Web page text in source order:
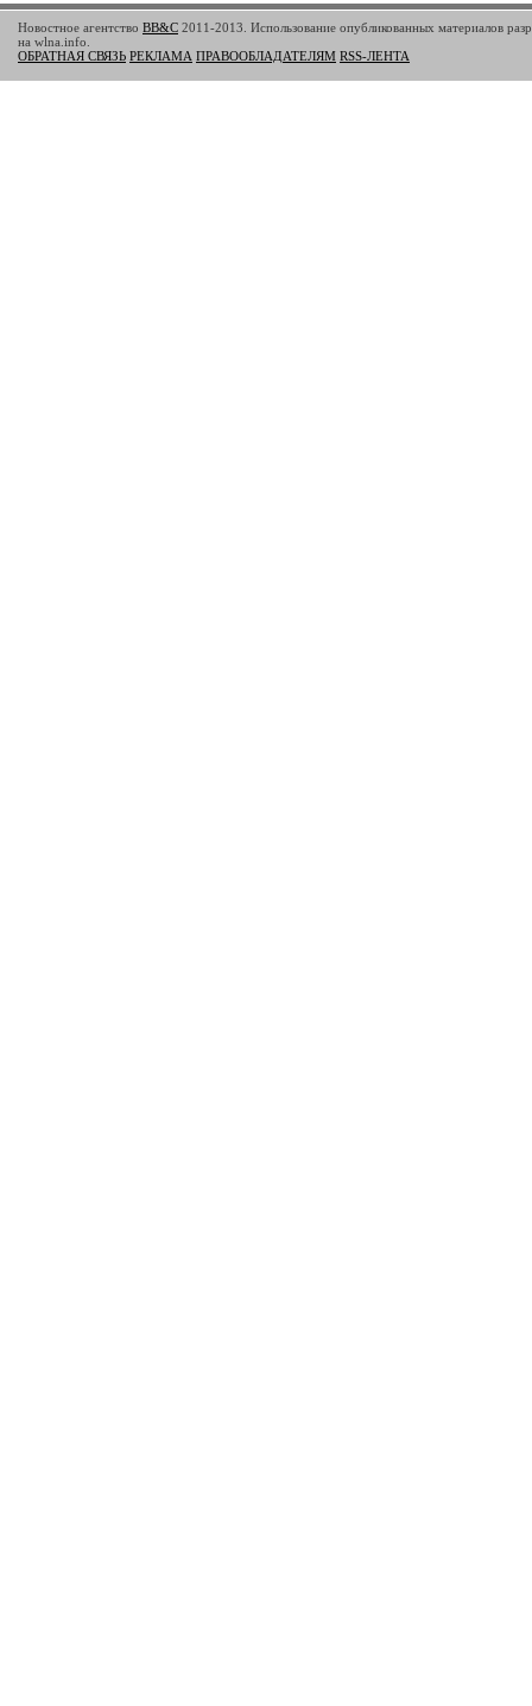
Новостное агентство BB&C 2011-2013. Использование опубликованных материалов
на wlna.info.
ОБРАТНАЯ СВЯЗЬ РЕКЛАМА ПРАВООБЛАДАТЕЛЯМ RSS-ЛЕНТА